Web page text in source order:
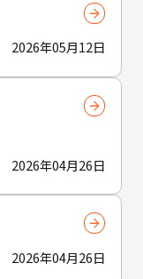
2026年05月12日
2026年04月26日
2026年04月26日